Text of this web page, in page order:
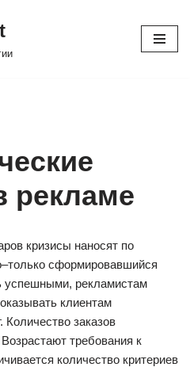
кризисы наносят по
сформировавшийся
успешными, рекламистам
клиентам
Количество заказов
требования к
количество критериев